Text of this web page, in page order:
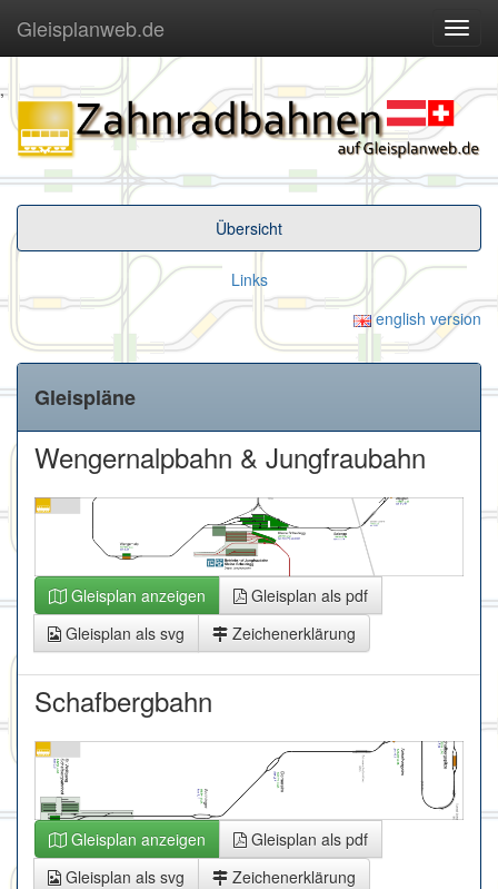
,
ein-/
Gleisplanweb.de
Übersicht
Links
english version
Gleispläne
Wengernalpbahn & Jungfraubahn
Gleisplan anzeigen
Gleisplan als pdf
Gleisplan als svg
Zeichenerklärung
Schafbergbahn
Gleisplan anzeigen
Gleisplan als pdf
Gleisplan als svg
Zeichenerklärung